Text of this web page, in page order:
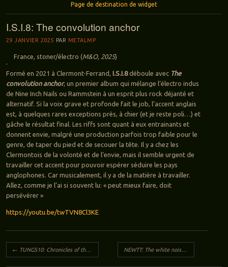
Page de destination de widget
I.S.I.8: The convolution anchor
29 JANVIER 2025 PAR METALMP
France, stoner/électro (M&O, 2025)
Formé en 2021 à Clermont-Ferrand, I.S.I.8déboule avec The
convolution anchor, un premier album qui mélange l’électro indus
de Nine Inch Nails ou Rammstein à un esprit plus rock déjanté et
alternatif. Si la voix grave et profonde fait le job, l’accent anglais
est, à quelques rares exceptions près, à chier (et je reste poli…) et
gâche le résultat final. Les riffs sont quant à eux entrainants et
donnent envie, malgré une production parfois trop faible pour le
genre, de taper du pied et de secouer la tête. Il y a chez les
Clermontois de la volonté et de l’envie, mais il semble urgent de
travailler cet accent pour pouvoir espérer séduire les pays
anglophones. Car musicalement, il y a de la matière à travailler.
Allez, comme je l’ai si souvent lu: « peut mieux faire, doit
persévérer »
https://youtu.be/twTVN8Cl3KE
Navigation des articles
← TUNGS10: Chronicles of the living NEWTT: The white noise of ignorance